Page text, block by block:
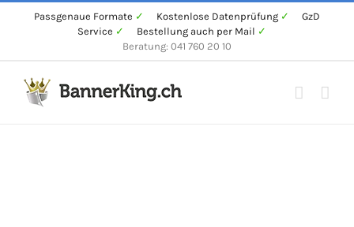
Passgenaue Formate ✓ Kostenlose Datenprüfung ✓
GzD
Service ✓ Bestellung auch per Mail ✓
Beratung: 041 760 20 10